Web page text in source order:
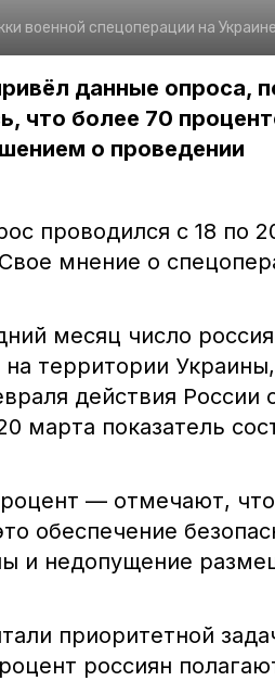
военной спецоперации на Украине
данные опроса,
что более 70
о проведении
проводился с 18 по
мнение о
месяц число
территории Украины,
действия России
марта показатель
— отмечают, что
обеспечение
и недопущение
приоритетной
россиян